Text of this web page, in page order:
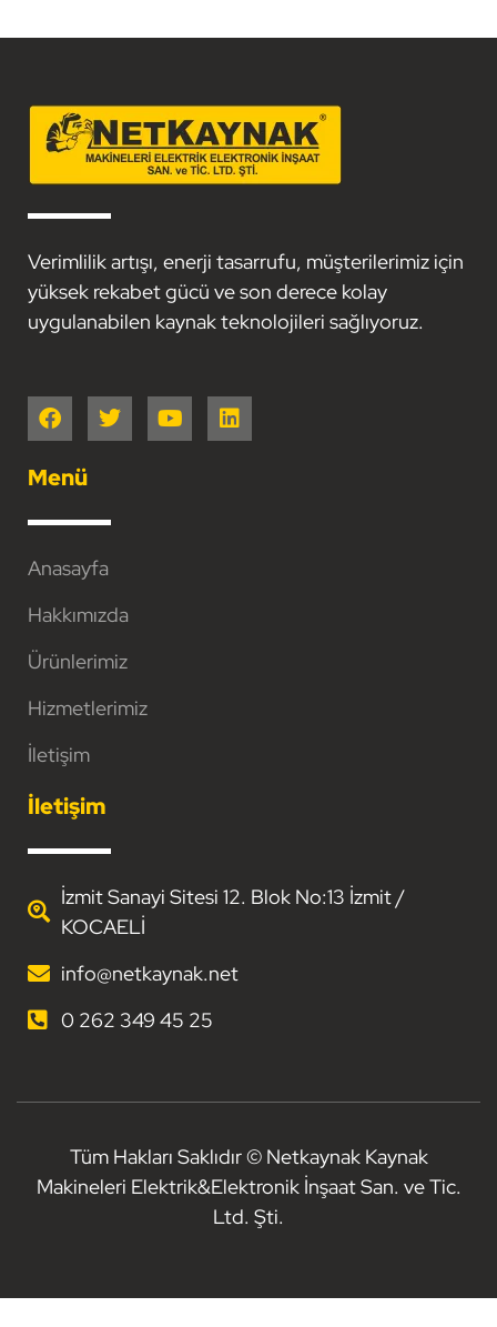
Verimlilik artışı, enerji tasarrufu, müşterilerimiz için
yüksek rekabet gücü ve son derece kolay
uygulanabilen kaynak teknolojileri sağlıyoruz.
Menü
Anasayfa
Hakkımızda
Ürünlerimiz
Hizmetlerimiz
İletişim
İletişim
İzmit Sanayi Sitesi 12. Blok No:13 İzmit /
KOCAELİ
info@netkaynak.net
0 262 349 45 25
Tüm Hakları Saklıdır © Netkaynak Kaynak
Makineleri Elektrik&Elektronik İnşaat San. ve Tic.
Ltd. Şti.